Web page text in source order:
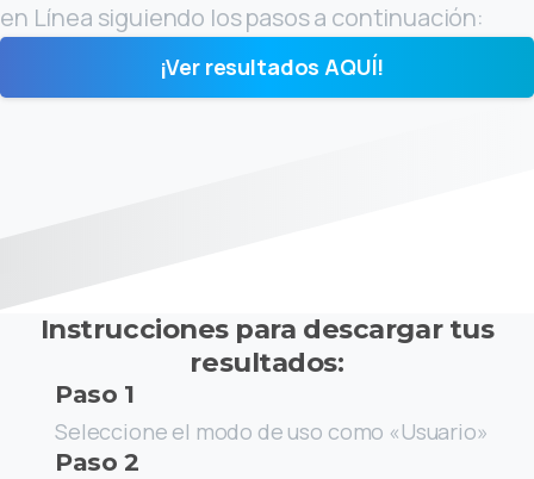
en Línea siguiendo los pasos a continuación:
¡Ver resultados AQUÍ!
Instrucciones para descargar tus
resultados:
Paso 1
Seleccione el modo de uso como «Usuario»
Paso 2